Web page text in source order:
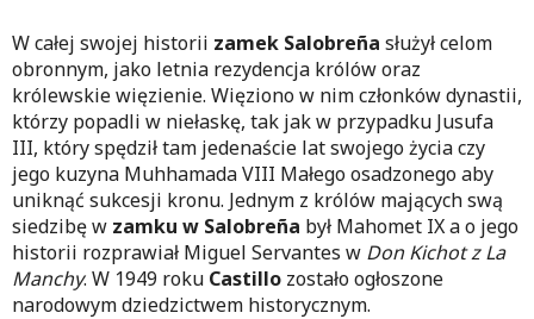
W całej swojej historii zamek Salobreña służył celom
obronnym, jako letnia rezydencja królów oraz
królewskie więzienie. Więziono w nim członków dynastii,
którzy popadli w niełaskę, tak jak w przypadku Jusufa
III, który spędził tam jedenaście lat swojego życia czy
jego kuzyna Muhhamada VIII Małego osadzonego aby
uniknąć sukcesji kronu. Jednym z królów mających swą
siedzibę w zamku w Salobreña był Mahomet IX a o jego
historii rozprawiał Miguel Servantes w Don Kichot z La
Manchy. W 1949 roku Castillo zostało ogłoszone
narodowym dziedzictwem historycznym.